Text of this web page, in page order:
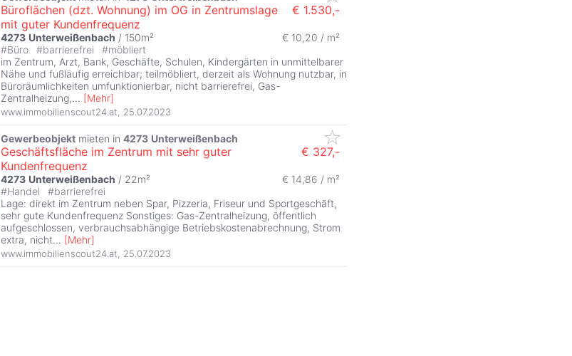
Büroflächen (dzt. Wohnung) im OG in Zentrumslage
mit guter Kundenfrequenz
€ 1.530,-
4273 Unterweißenbach / 150m²
€ 10,20 / m²
#Büro #barrierefrei #möbliert
im Zentrum, Arzt, Bank, Geschäfte, Schulen, Kindergärten in unmittelbarer
Nähe und fußläufig erreichbar; teilmöbliert, derzeit als Wohnung nutzbar, in
Büroräumlichkeiten umfunktionierbar, nicht barrierefrei, Gas-
Zentralheizung,... [Mehr]
www.immobilienscout24.at 25.07.2023
Gewerbeobjekt mieten in 4273 Unterweißenbach
Geschäftsfläche im Zentrum mit sehr guter
Kundenfrequenz
€ 327,-
4273 Unterweißenbach / 22m²
€ 14,86 / m²
#Handel #barrierefrei
Lage: direkt im Zentrum neben Spar, Pizzeria, Friseur und Sportgeschäft,
sehr gute Kundenfrequenz Sonstiges: Gas-Zentralheizung, öffentlich
aufgeschlossen, verbrauchsabhängige Betriebskostenabrechnung, Strom
extra, nicht... [Mehr]
www.immobilienscout24.at 25.07.2023